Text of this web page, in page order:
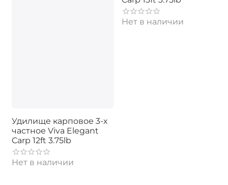
Удилище карповое 3-х
частное Viva Elegant
Carp 12ft 3.75lb
Нет в наличии
Нет в наличии